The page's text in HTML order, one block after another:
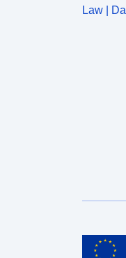
Law |